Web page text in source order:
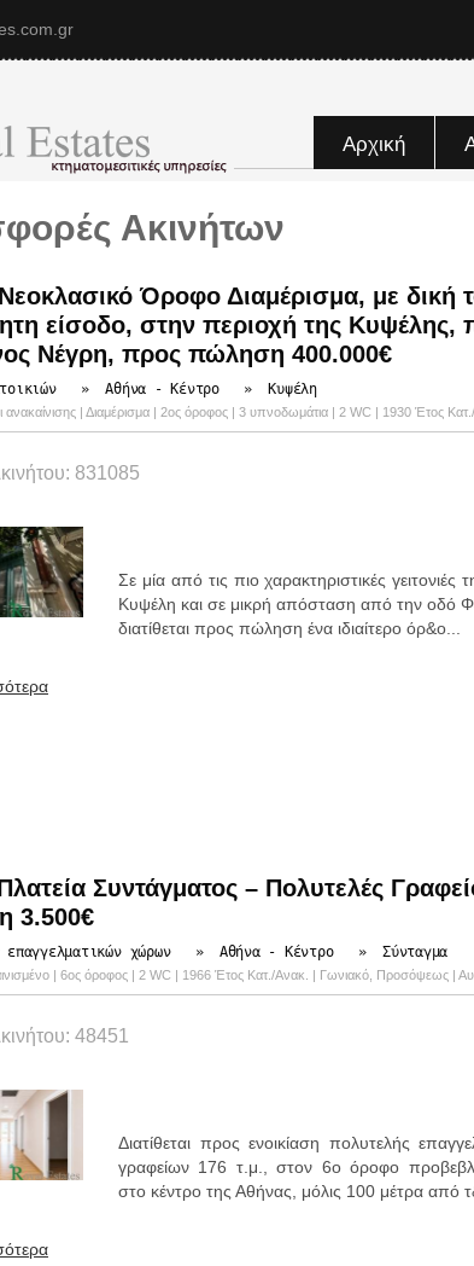
Αρχική
Ακινήτων
Όροφο Διαμέρισμα, με δική
είσοδο, στην περιοχή της Κυψέλης,
Νέγρη, προς πώληση 400.000€
»Αθήνα - Κέντρο» Κυψέλη
ανακαίνισης | Διαμέρισμα | 2ος όροφος | 3 υπνοδωμάτια | 2 WC | 1930 Έτος
831085
Σε μία από τις πιο χαρακτηριστικές γειτονιές
Κυψέλη και σε μικρή απόσταση από την οδό
διατίθεται προς πώληση ένα ιδιαίτερο όρ&o...
Συντάγματος – Πολυτελές
3.500€
επαγγελματικών χώρων» Αθήνα - Κέντρο»Σύνταγμα
| 6ος όροφος | 2 WC | 1966 Έτος Κατ./Ανακ. | Γωνιακό, Προσόψεως |
48451
Διατίθεται προς ενοικίαση πολυτελής
γραφείων 176 τ.μ., στον 6ο όροφο
στο κέντρο της Αθήνας, μόλις 100 μέτρα από